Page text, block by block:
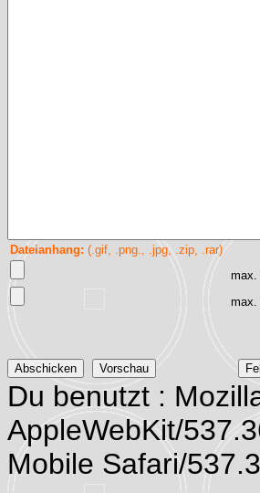
Dateianhang: (.gif, .png., .jpg, .zip, .rar)
max.
max.
Du benutzt :
AppleWebKit/
Mobile Safari/